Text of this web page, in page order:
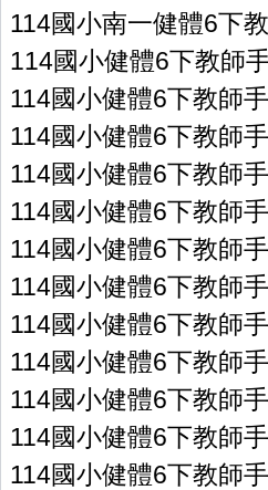
114國小南一健體6下
114國小健體6下教師
114國小健體6下教師
114國小健體6下教師
114國小健體6下教師
114國小健體6下教師
114國小健體6下教師
114國小健體6下教師
114國小健體6下教師
114國小健體6下教師
114國小健體6下教師
114國小健體6下教師
114國小健體6下教師